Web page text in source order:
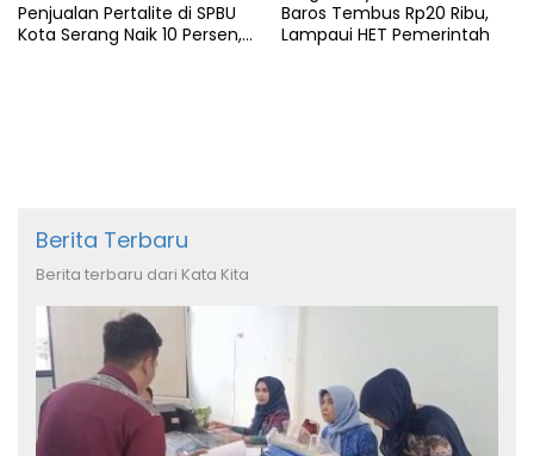
Penjualan Pertalite di SPBU
Kota Serang Naik 10 Persen,
Baros Tembus Rp20 Ribu,
Lampaui HET Pemerintah
Berita Terbaru
Berita terbaru dari Kata Kita